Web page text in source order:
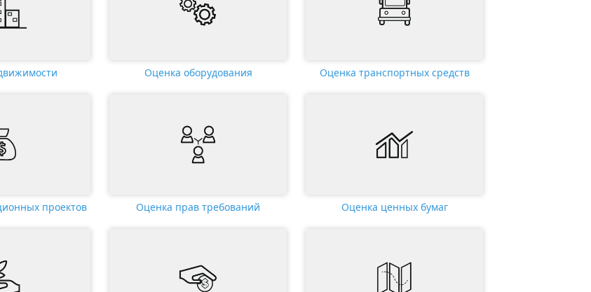
Оценка оборудования Оценка транспортных средств
проектов Оценка прав требований Оценка ценных бумаг